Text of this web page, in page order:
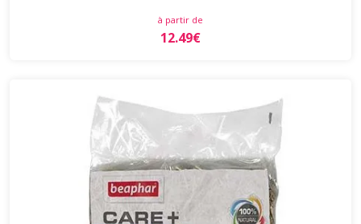
à partir de
12.49€